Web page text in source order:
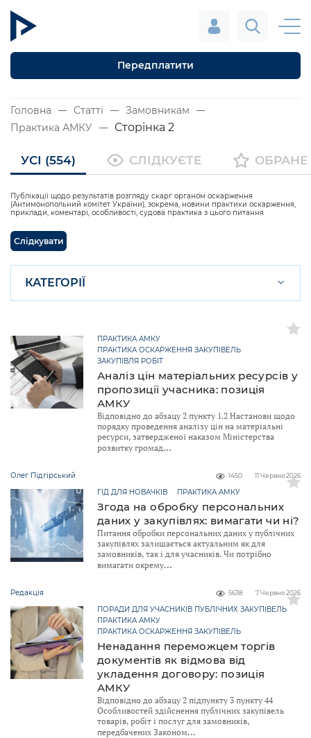
Передплатити
Головна Статті
Замовникам
Практика АМКУ
Сторінка 2
УСІ (554) СЛІДКУЄТЕ ОБРАНЕ
КАТЕГОРІЇ
Аналіз цін матеріальних ресурсів у
пропозиції учасника: позиція
АМКУ
ПРАКТИКА АМКУ
ПРАКТИКА ОСКАРЖЕННЯ ЗАКУПІВЕЛЬ
ЗАКУПІВЛЯ РОБІТ
Відповідно до абзацу 2 пункту 1.2 Настанови щодо
порядку проведення аналізу цін на матеріальні
ресурси, затвердженої наказом Міністерства
розвитку громад
Олег Підгірський 1450 11 Червня 2026
Згода на обробку персональних
даних у закупівлях: вимагати чи ні?
ГІД ДЛЯ НОВАЧКІВ ПРАКТИКА АМКУ
Питання обробки персональних даних у публічних
закупівлях залишається актуальним як для
замовників, так і для учасників. Чи потрібно
вимагати окрему
Редакція 5638 7 Червня 2026
Ненадання переможцем торгів
документів як відмова від
укладення договору: позиція
АМКУ
ПОРАДИ ДЛЯ УЧАСНИКІВ ПУБЛІЧНИХ ЗАКУПІВЕЛЬ
ПРАКТИКА АМКУ
ПРАКТИКА ОСКАРЖЕННЯ ЗАКУПІВЕЛЬ
Відповідно до абзацу 2 підпункту 3 пункту 44
Особливостей здійснення публічних закупівель
товарів, робіт і послуг для замовників,
передбачених Законом
Публікації щодо результатів розгляду скарг органом оскарження
(Антимонопольний комітет України), зокрема, новини практики оскарження,
приклади, коментарі, особливості, судова практика з цього питання
Слідкувати